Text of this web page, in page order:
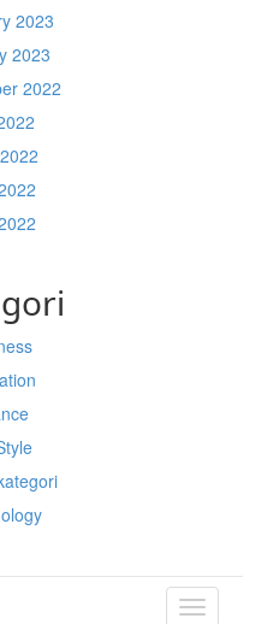
2023
2023
2022
TOGGLE